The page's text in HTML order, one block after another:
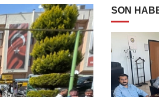
SON